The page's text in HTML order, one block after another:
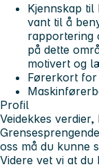
Kjennskap
vant til å
rapportering
på dette
motivert og
Førerkort for
Profil
Veidekkes
oss må du kunne
Videre vet vi at du